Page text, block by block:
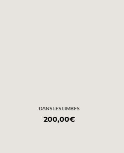
DANS LES LIMBES
200,00€